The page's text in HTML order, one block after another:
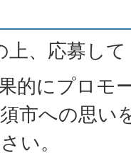
上、応募し
的にプロモ
市への思い
い。